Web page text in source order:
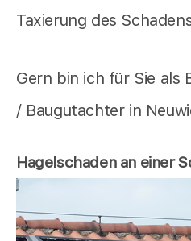
Taxierung des
Gern bin ich für Sie als
/ Baugutachter in
Hagelschaden an einer